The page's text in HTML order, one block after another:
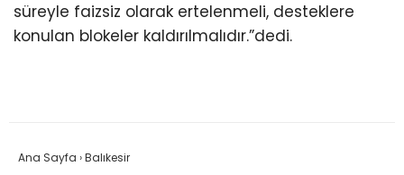
süreyle faizsiz olarak ertelenmeli, desteklere
konulan blokeler kaldırılmalıdır.”dedi.
Ana Sayfa ›Balıkesir